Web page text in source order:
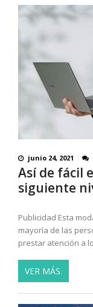
junio 24, 2021
Así de fácil
siguiente
Publicidad Esta
mayoría de las
prestar atención a
VER MÁS.